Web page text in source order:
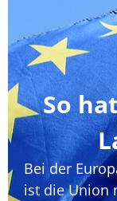
So
Bei der
ist die Union